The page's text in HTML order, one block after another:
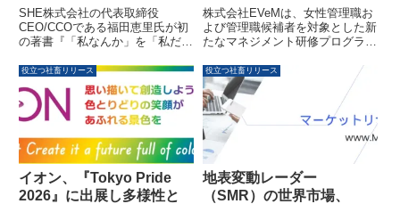
が5月15日に発売、
Amazonランキング10部門
で1位を獲得
SHE株式会社の代表取締役
CEO/CCOである福田恵里氏が初
の著書『「私なんか」を「私だか
日に発売しました。この書籍は予
約開始直後から大きな反響を呼
び、Amazon売れ筋ランキングの
10カテゴリで1位を独占していま
す。累計25万人以上の女性の夢
に伴走してきた福田氏が、「私な
んか」という自己否定の感情を超
えて、自分らしい人生を切り拓く
方法を伝授する一冊です。
開始
株式会社EVeMは、女性管理職お
よび管理職候補者を対象とした新
たなマネジメント研修プログラム
ラムは、ロールモデル不在や仕事
と家庭の両立への不安など、女性
リーダーが抱える課題に対応する
ため、「マネジメント100の型」
を基に実務スキルを「技術」とし
て習得できる内容となっていま
す。
役立つ社畜リリース
イオン、『Tokyo Pride
2026』に出展し多様性と
役立つ社畜リリース
地表変動レーダー
（SMR）の世界市場、